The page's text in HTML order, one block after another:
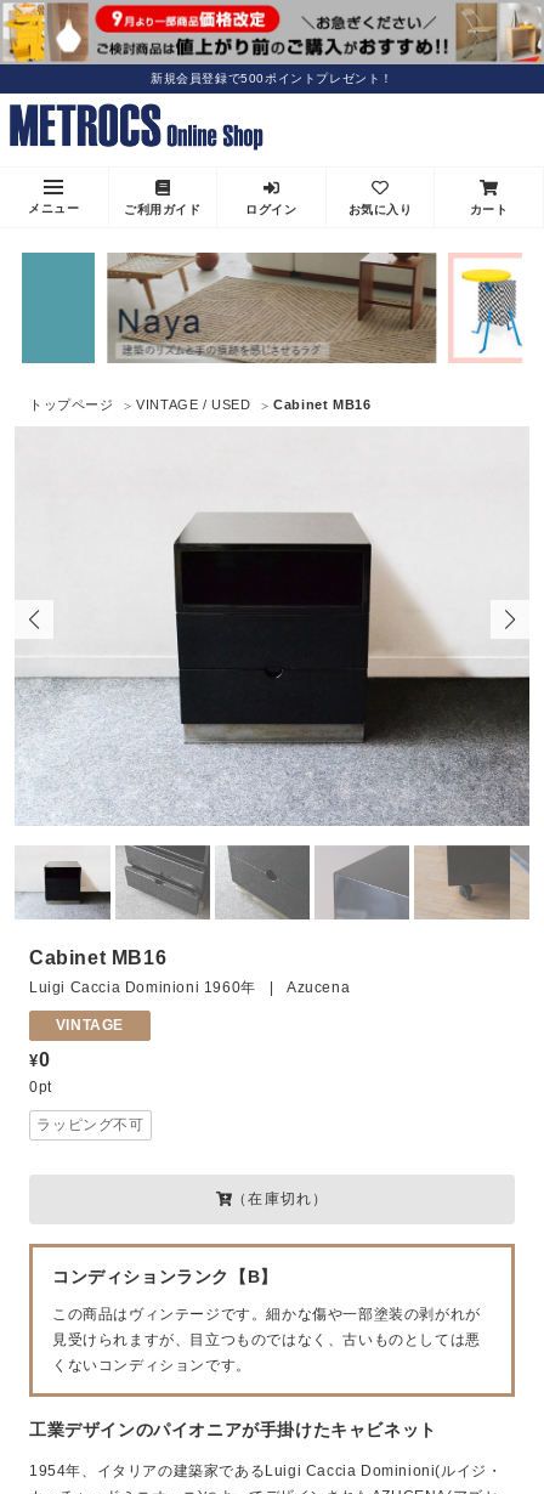
新規会員登録で500ポイントプレゼント！
メニュー ご利用ガイド ログイン お気に入り カート
トップページ VINTAGE / USED Cabinet MB16
Cabinet MB16
Luigi Caccia Dominioni 1960年 | Azucena
VINTAGE
¥0
0pt
コンディションランク【B】
この商品はヴィンテージです。細かな傷や一部塗装の剥がれが
見受けられますが、目立つものではなく、古いものとしては悪
くないコンディションです。
工業デザインのパイオニアが手掛けたキャビネット
1954年、イタリアの建築家であるLuigi Caccia Dominioni(ルイジ・
ラッピング不可
（在庫切れ）